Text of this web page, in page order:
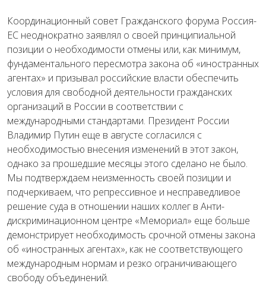
Координационный совет Гражданского форума Россия-
ЕС неоднократно заявлял о своей принципиальной
позиции о необходимости отмены или, как минимум,
фундаментального пересмотра закона об «иностранных
агентах» и призывал российские власти обеспечить
условия для свободной деятельности гражданских
организаций в России в соответствии с
международными стандартами. Президент России
Владимир Путин еще в августе согласился с
необходимостью внесения изменений в этот закон,
однако за прошедшие месяцы этого сделано не было.
Мы подтверждаем неизменность своей позиции и
подчеркиваем, что репрессивное и несправедливое
решение суда в отношении наших коллег в Анти-
дискриминационном центре «Мемориал» еще больше
демонстрирует необходимость срочной отмены закона
об «иностранных агентах», как не соответствующего
международным нормам и резко ограничивающего
свободу объединений.